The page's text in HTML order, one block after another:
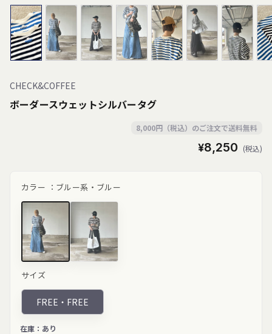
CHECK&COFFEE
ボーダースウェットシルバータグ
8,000円（税込）のご注文で送料無料
通¥8,250 (税込)
カラー ： ブルー系・ブルー
class="product-
variant-
picker__image"
width="200"
height="267"
loading="lazy">
variant-
picker__image"
width="200"
height="267"
サイズ
FREE・ FREE
在庫： あり